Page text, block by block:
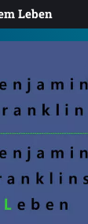
Leben